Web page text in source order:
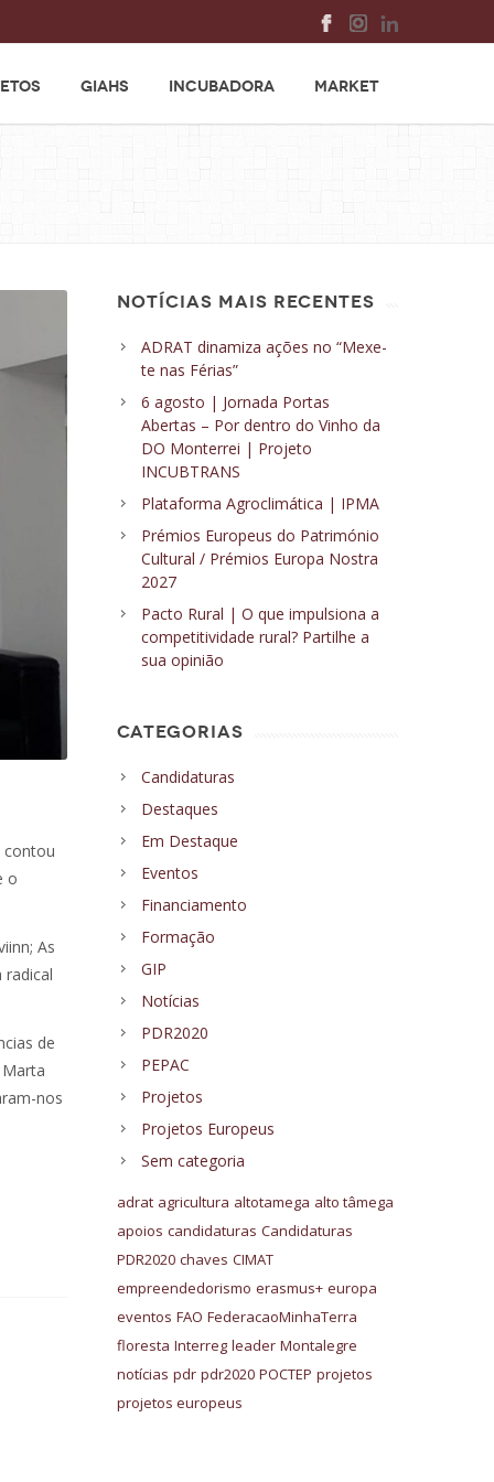
GIAHS INCUBADORA MARKET
contou
o
As
radical
de
nos
NOTÍCIAS MAIS RECENTES
ADRAT dinamiza ações no “Mexe-
te nas Férias”
6 agosto | Jornada Portas
Abertas – Por dentro do Vinho da
DO Monterrei | Projeto
INCUBTRANS
Plataforma Agroclimática | IPMA
Prémios Europeus do Património
Cultural / Prémios Europa Nostra
2027
Pacto Rural | O que impulsiona a
competitividade rural? Partilhe a
sua opinião
CATEGORIAS
Candidaturas
Destaques
Em Destaque
Eventos
Financiamento
Formação
GIP
Notícias
PDR2020
PEPAC
Projetos
Projetos Europeus
Sem categoria
adrat agricultura altotamega alto tâmega
apoios candidaturas Candidaturas
PDR2020 chaves CIMAT
empreendedorismo erasmus+ europa
eventos FAO FederacaoMinhaTerra
floresta Interreg leader Montalegre
notícias pdr pdr2020 POCTEP projetos
projetos europeus